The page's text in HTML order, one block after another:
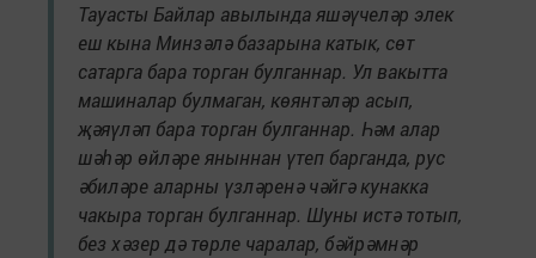
Тауасты Байлар авылында яшәүчеләр элек
еш кына Минзәлә базарына катык, сөт
сатарга бара торган булганнар. Ул вакытта
машиналар булмаган, көянтәләр асып,
җәяүләп бара торган булганнар. Һәм алар
шәһәр өйләре яныннан үтеп барганда, рус
әбиләре аларны үзләренә чәйгә кунакка
чакыра торган булганнар. Шуны истә тотып,
без хәзер дә төрле чаралар, бәйрәмнәр